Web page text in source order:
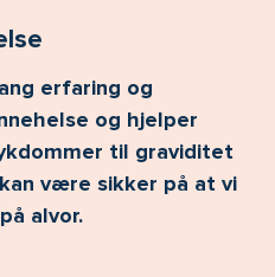
erfaring og
og hjelper
til graviditet
være sikker på at vi
alvor.